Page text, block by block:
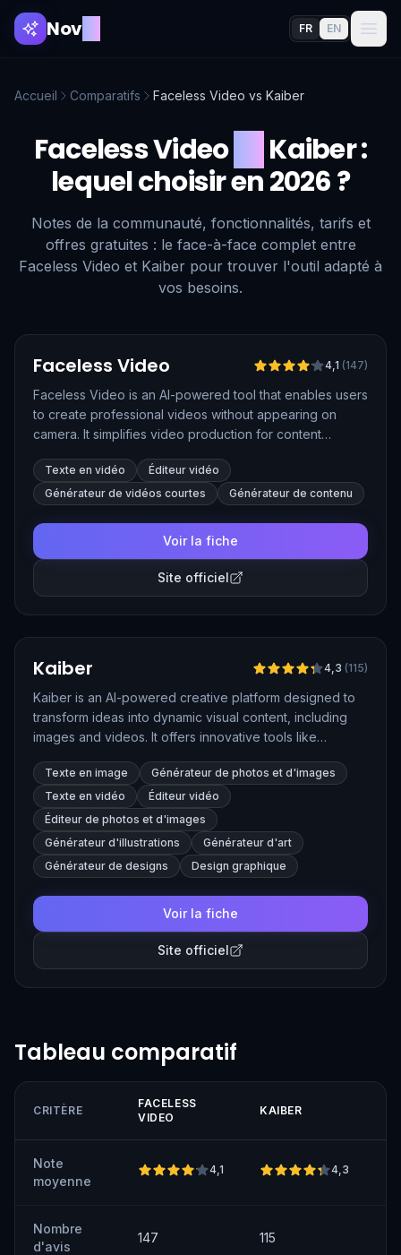
NovAI FR EN
Accueil Comparatifs Faceless Video vs Kaiber
Faceless Video Kaiber:
lequel choisir en 2026 ?
Notes de la communauté, fonctionnalités, tarifs et
offres gratuites : le face-à-face complet entre
Faceless Video et Kaiber pour trouver l'outil adapté à
vos besoins.
Faceless Video 4,1 (147)
Faceless Video is an AI-powered tool that enables users
to create professional videos without appearing on
camera. It simplifies video production for content
range of features for generating engaging video
content.
Texte en vidéo
Éditeur vidéo
Générateur de vidéos courtes
Générateur de contenu
Voir la fiche
Site officiel
Kaiber 4,3 (115)
Kaiber is an AI-powered creative platform designed to
transform ideas into dynamic visual content, including
images and videos. It offers innovative tools like
visuals using AI.
Texte en image
Générateur de photos et d'images
Texte en vidéo
Éditeur vidéo
Éditeur de photos et d'images
Générateur d'illustrations
Générateur d'art
Générateur de designs
Design graphique
Voir la fiche
Site officiel
Tableau comparatif
CRITÈRE
FACELESS
VIDEO
KAIBER
Note
moyenne
4,1 4,3
Nombre
d'avis
147 115